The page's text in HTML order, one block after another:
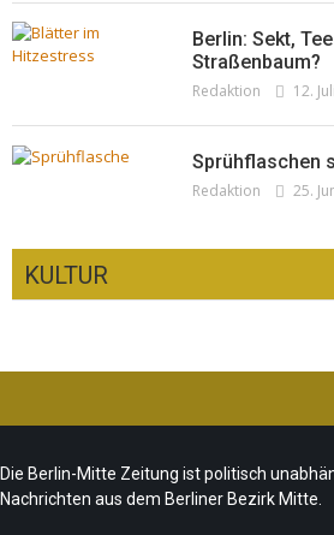
Berlin: Sekt,
Straßenbaum?
Redaktion 12.
Sprühflaschen
Redaktion 25.
KULTUR
Fête de la Musique
Die Berlin-Mitte Zeitung ist politisch
Nachrichten aus dem Berliner Bezirk Mitte.